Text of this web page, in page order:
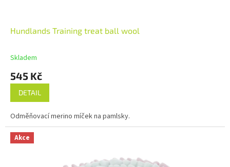
Hundlands Training treat ball wool
Skladem
545 Kč
DETAIL
Odměňovací merino míček na pamlsky.
Akce